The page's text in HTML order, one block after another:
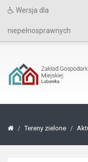
Wersja dla
niepełnosprawnych
Tereny zielone